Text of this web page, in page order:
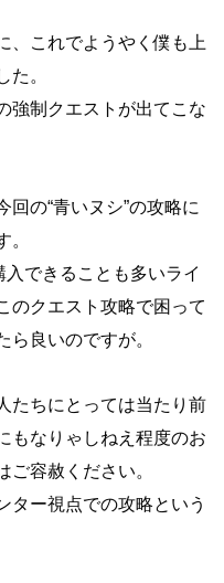
、これでようやく僕も上
た。
強制クエストが出てこな
の“青いヌシ”の攻略に
。
できることも多いライ
のクエスト攻略で困って
ら良いのですが。
たちにとっては当たり前
もなりゃしねえ程度のお
容赦ください。
ター視点での攻略という